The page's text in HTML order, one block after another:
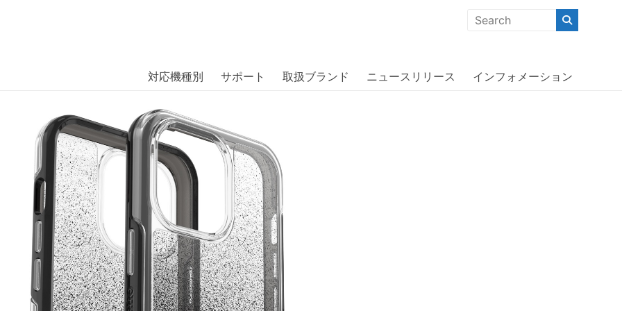
には、日本では珍しい「海外ブランド」をはじめ「ユニークな商品」「機能的な商品」「コストパフォーマンスの高い商
対応機種別 サポート 取扱ブランド ニュースリリース インフォメーション